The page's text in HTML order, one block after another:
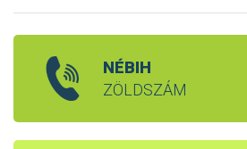
NÉBIH
ZÖLDSZÁM